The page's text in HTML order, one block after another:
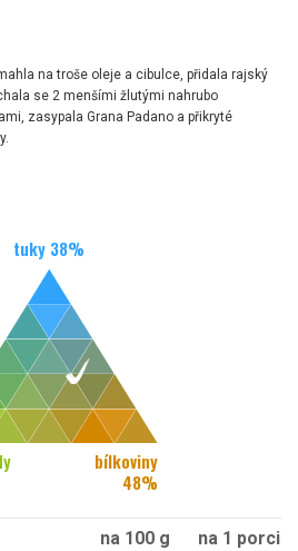
na troše oleje a cibulce, přidala rajský
se 2 menšími žlutými nahrubo
zasypala Grana Padano a přikryté
tuky 38%
bílkoviny
48%
na 100 g
na 1 porci